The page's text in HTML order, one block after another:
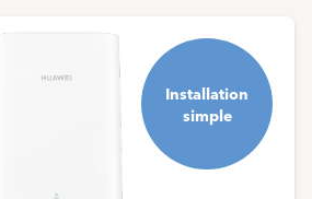
Installation
simple